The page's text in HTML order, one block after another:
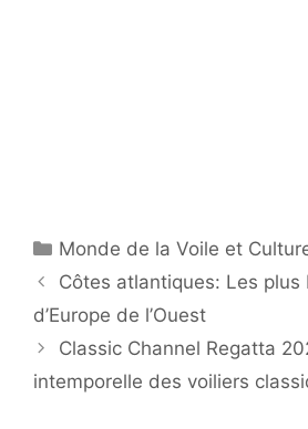
Catégories
Monde de la Voile et
Côtes atlantiques: Les plus
d’Europe de l’Ouest
Classic Channel Regatta
intemporelle des voiliers